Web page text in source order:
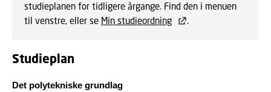
studieplanen for tidligere årgange. Find den i menuen
til venstre, eller se Min studieordning .
Studieplan
Det polytekniske grundlag